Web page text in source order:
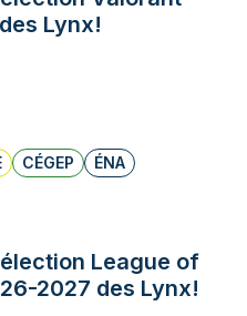
Lynx!
CÉGEP ÉNA
League of
2027 des Lynx!